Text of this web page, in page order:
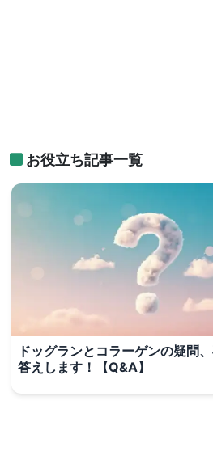
お役立ち記事一覧
ドッグランとコラーゲンの疑問
答えします！【Q&A】